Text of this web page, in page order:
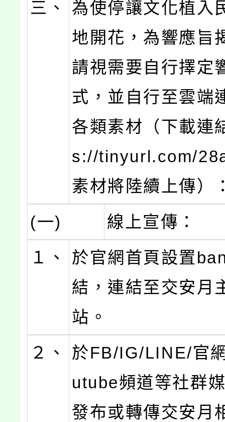
三、
為使停讓文化植入
地開花，為響應旨
請視需要自行擇定
式，並自行至雲端
各類素材（下載連
s://tinyurl.com/
素材將陸續上傳）
(一)
線上宣傳：
１、
於官網首頁設置
結，連結至交安月
站。
２、
於FB/IG/LINE/官
utube頻道等社群
發布或轉傳交安月